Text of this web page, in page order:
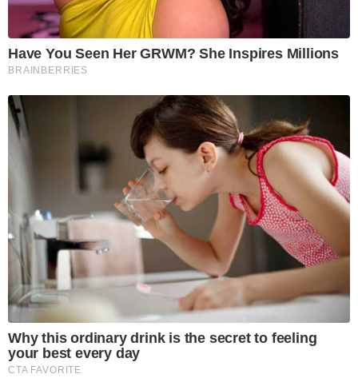
Have You Seen Her GRWM? She Inspires Millions
BRAINBERRIES
Why this ordinary drink is the secret to feeling
your best every day
CTA FAVORITE